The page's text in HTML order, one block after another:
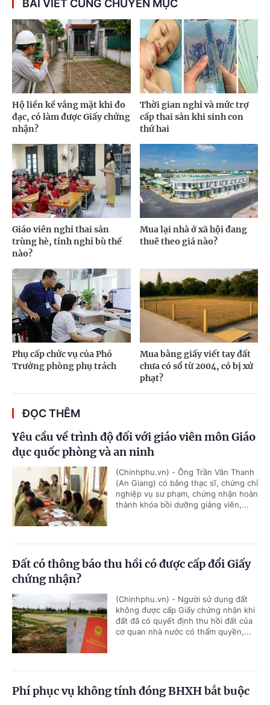
BÀI VIẾT CÙNG CHUYÊN MỤC
Hộ liền kề vắng mặt khi đo
đạc, có làm được Giấy chứng
nhận?
Thời gian nghỉ và mức trợ
cấp thai sản khi sinh con
thứ hai
Giáo viên nghỉ thai sản
trùng hè, tính nghỉ bù thế
nào?
Mua lại nhà ở xã hội đang
thuê theo giá nào?
Phụ cấp chức vụ của Phó
Trưởng phòng phụ trách
Mua bằng giấy viết tay đất
chưa có sổ từ 2004, có bị xử
phạt?
ĐỌC THÊM
Yêu cầu về trình độ đối với giáo viên môn Giáo
dục quốc phòng và an ninh
(Chinhphu.vn) - Ông Trần Văn Thanh
(An Giang) có bằng thạc sĩ, chứng chỉ
nghiệp vụ sư phạm, chứng nhận hoàn
thành khóa bồi dưỡng giảng viên,...
Đất có thông báo thu hồi có được cấp đổi Giấy
chứng nhận?
(Chinhphu.vn) - Người sử dụng đất
không được cấp Giấy chứng nhận khi
đất đã có quyết định thu hồi đất của
cơ quan nhà nước có thẩm quyền,...
Phí phục vụ không tính đóng BHXH bắt buộc